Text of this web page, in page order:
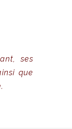
ses
que